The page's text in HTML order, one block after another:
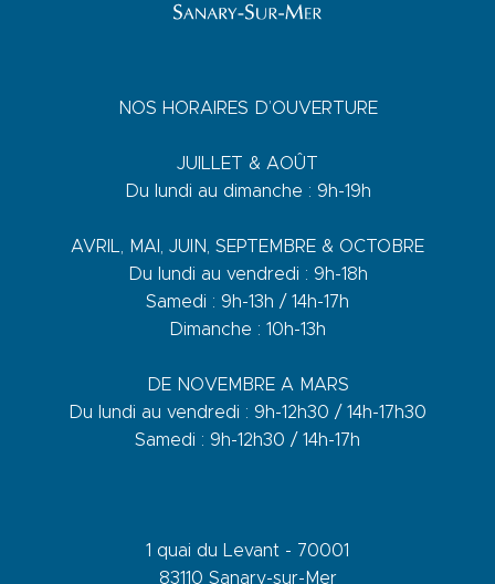
NOS HORAIRES D’OUVERTURE
JUILLET & AOÛT
Du lundi au dimanche : 9h-19h
AVRIL, MAI, JUIN, SEPTEMBRE & OCTOBRE
Du lundi au vendredi : 9h-18h
Samedi : 9h-13h / 14h-17h
Dimanche : 10h-13h
DE NOVEMBRE A MARS
Du lundi au vendredi : 9h-12h30 / 14h-17h30
Samedi : 9h-12h30 / 14h-17h
1 quai du Levant - 70001
83110 Sanary-sur-Mer